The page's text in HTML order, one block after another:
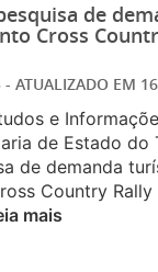
de
Cross
- ATUALIZADO EM
e
de Estado do
de demanda
Country Rally
mais